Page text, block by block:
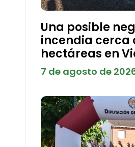
Una posible
incendia cerca
hectáreas en
7 de agosto de